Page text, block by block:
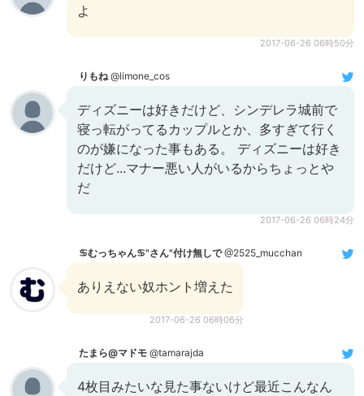
よ
2017-06-26 06時50分
りもね @limone_cos
ディズニーは好きだけど、シンデレラ城前で
寝っ転がってるカップルとか、多すぎて行く
のが嫌になった事もある。 ディズニーは好き
だけど...マナー悪い人がいるからちょっとや
だ
2017-06-26 06時24分
♋️むっちゃん♋️"さん"付け無しで@2525_mucchan
ありえない奴ホント増えた
2017-06-26 06時06分
たまら@マドモ @tamarajda
4枚目みたいな見た事ないけど最近こんなん